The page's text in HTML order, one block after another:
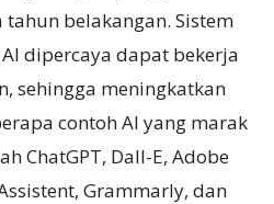
belakangan. Sistem
dipercaya dapat bekerja
sehingga meningkatkan
contoh AI yang marak
ChatGPT, Dall-E, Adobe
Grammarly, dan